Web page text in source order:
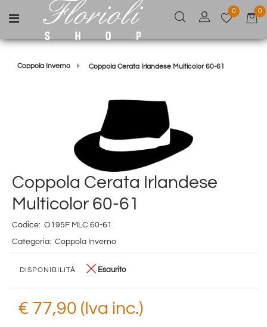
Open menu
0 0
Coppola Inverno Coppola Cerata Irlandese Multicolor 60-61
Coppola Cerata Irlandese
Multicolor 60-61
Codice: O195F MLC 60-61
Categoria: Coppola Inverno
DISPONIBILITÀ Esaurito
€ 77,90 (Iva inc.)